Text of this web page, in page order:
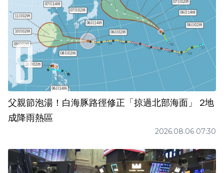
父親節泡湯！白海豚路徑修正「掠過北部海面」 2地
成降雨熱區
2026.08.06 07:30